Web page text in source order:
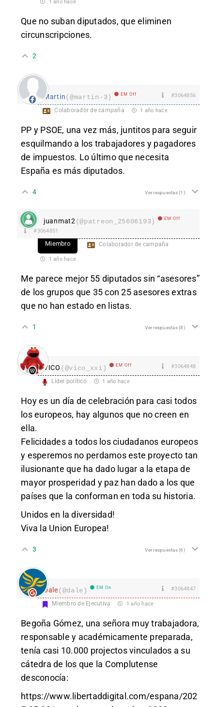
1 año hace
Que no suban diputados, que eliminen
circunscripciones.
2
Martin(@martin-3) EM Off #3064856
Colaborador de campaña 1 año hace
PP y PSOE, una vez más, juntitos para seguir
esquilmando a los trabajadores y pagadores
de impuestos. Lo último que necesita
España es más diputados.
4 Ver respuestas(1)
juanmat2 (@patreon_25606193) EM Off
#3064851
Miembro Colaborador de campaña
1 año hace
Me parece mejor 55 diputados sin “asesores”
de los grupos que 35 con 25 asesores extras
que no han estado en listas.
1 Ver respuestas(8)
VICO (@vico_xxi) EM Off #3064848
Líder político 1 año hace
Hoy es un día de celebración para casi todos
los europeos, hay algunos que no creen en
ella.
Felicidades a todos los ciudadanos europeos
y esperemos no perdamos este proyecto tan
ilusionante que ha dado lugar a la etapa de
mayor prosperidad y paz han dado a los que
países que la conforman en toda su historia.
Unidos en la diversidad!
Viva la Union Europea!
3 Ver respuestas(6)
Dale(@dale) EM On #3064847
Miembro de Ejecutiva 1 año hace
Begoña Gómez, una señora muy trabajadora,
responsable y académicamente preparada,
tenía casi 10.000 projectos vinculados a su
cátedra de los que la Complutense
desconocía:
https://www.libertaddigital.com/espana/202